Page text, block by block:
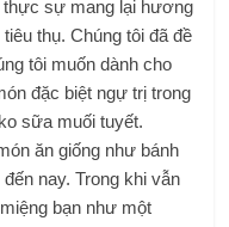
thực sự mang lại hương
thụ. Chúng tôi đã đề
tôi muốn dành cho
đặc biệt ngự trị trong
sữa muối tuyết.
ăn giống như bánh
nay. Trong khi vẫn
bạn như một